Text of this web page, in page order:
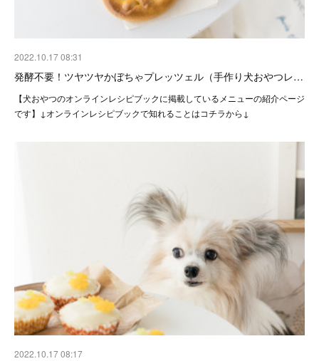
2022.10.17 08:31
発酵不要！ツヤツヤかぼちゃプレッツェル（手作り犬おやつレ…
【犬おやつのオンラインレシピブックに掲載しているメニューの紹介ページ
です】↓オンラインレシピブックで知れることはコチラから↓
2022.10.17 08:17